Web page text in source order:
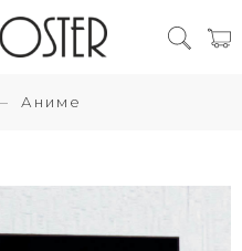
Аниме